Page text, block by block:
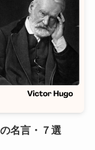
名言・７選